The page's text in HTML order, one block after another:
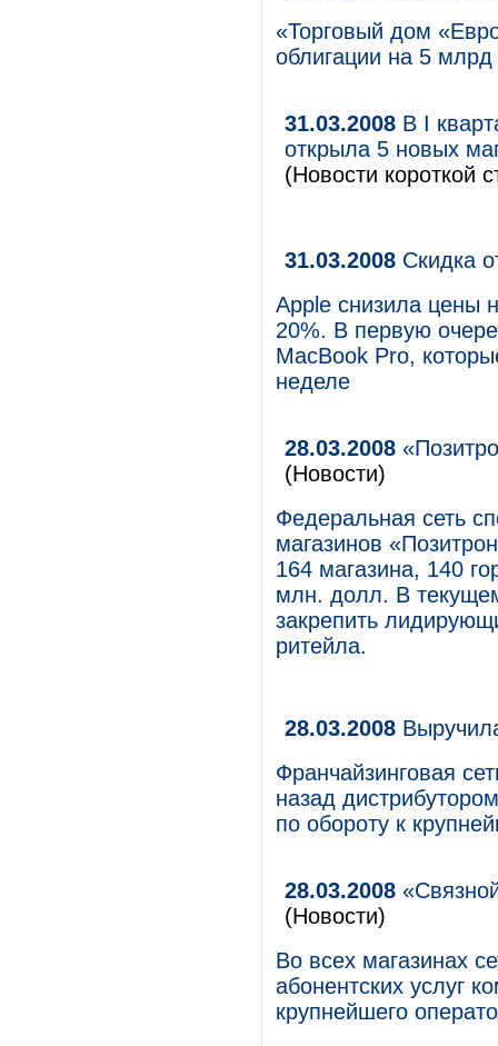
«Торговый дом
облигации на 5
31.03.2008 В I
открыла 5 новых
(Новости короткой
31.03.2008 Скидка
Apple снизила цены
20%. В первую
MacBook Pro,
неделе
28.03.2008
(Новости)
Федеральная сеть
магазинов
164 магазина, 140
млн. долл. В
закрепить
ритейла.
28.03.2008
Франчайзинговая
назад
по обороту к
28.03.2008
(Новости)
Во всех магазинах
абонентских услуг
крупнейшего